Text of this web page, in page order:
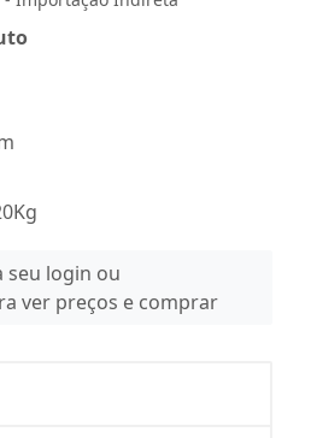
seu login ou
ver preços e comprar